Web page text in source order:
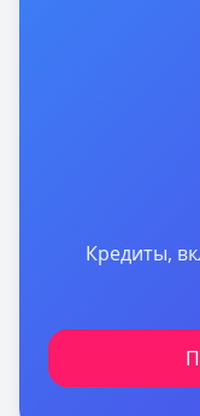
Кредиты,